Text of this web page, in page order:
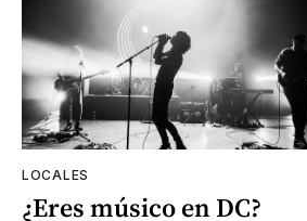
LOCALES
¿Eres músico en DC?